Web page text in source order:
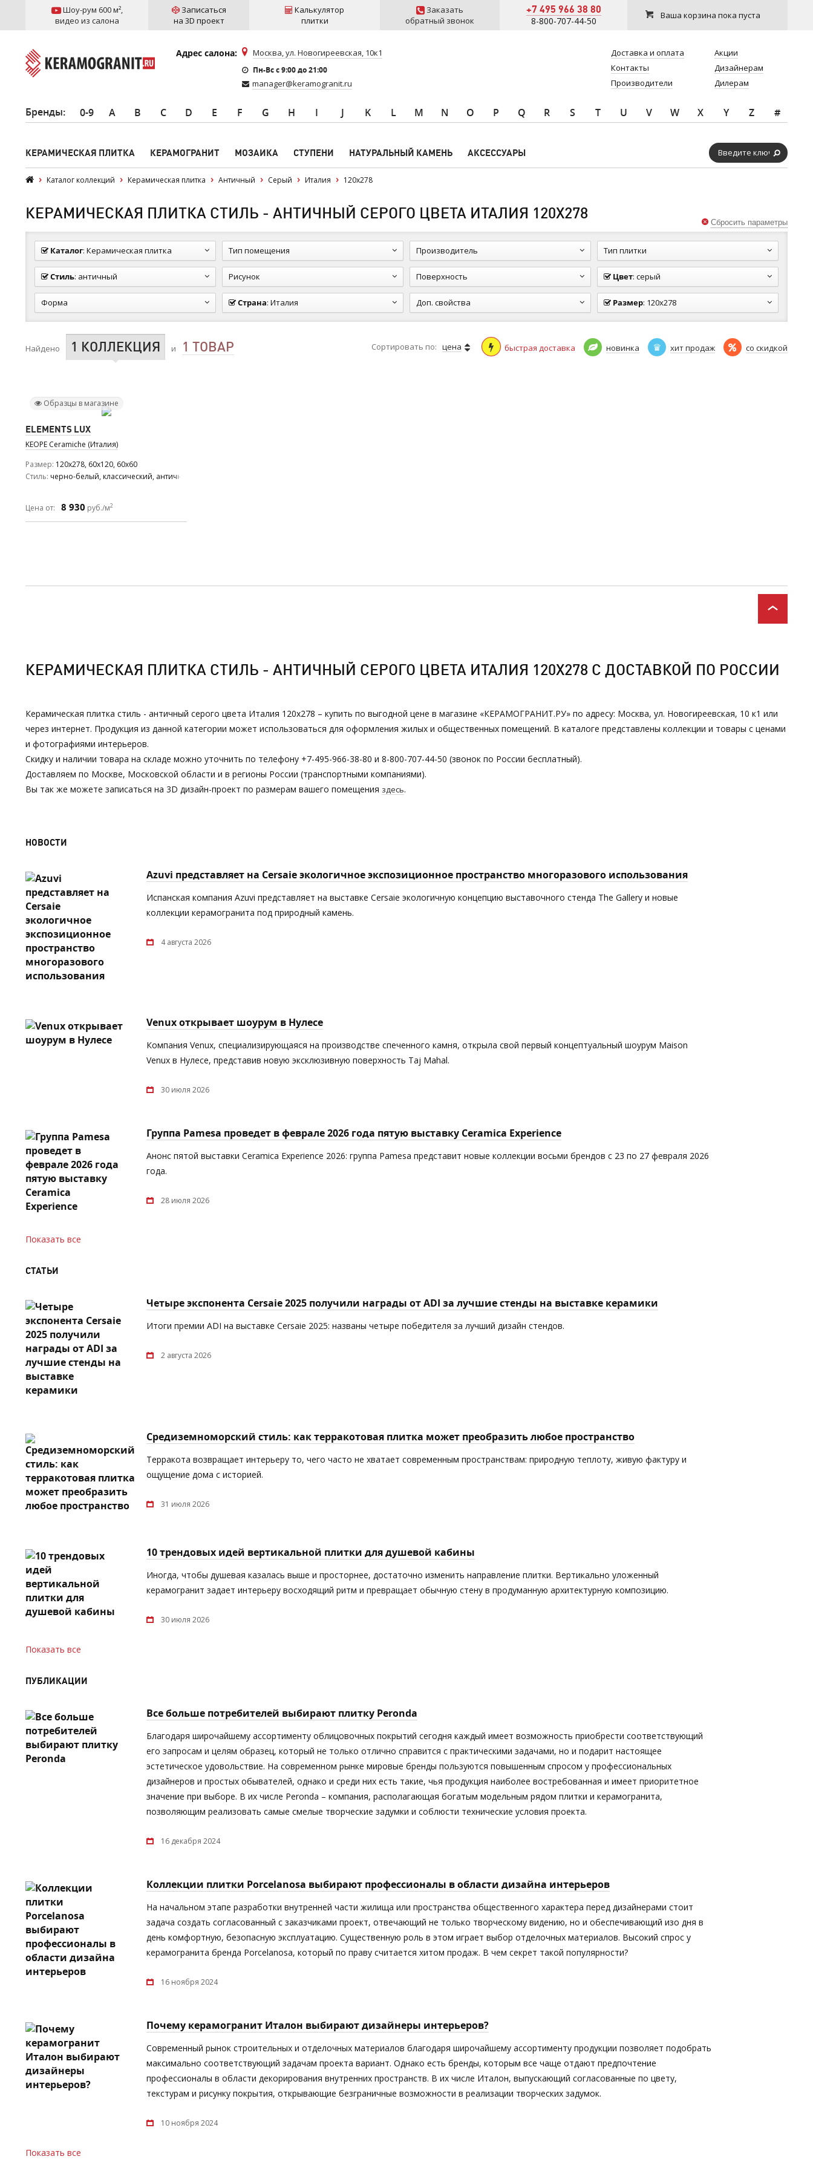
Шоу-рум 600 м²,
видео из салона
Записаться
на 3D проект
Калькулятор
плитки
Заказать
обратный звонок
+7 495 966 38 80
8-800-707-44-50 Ваша корзина пока пуста
Адрес салона: Москва, ул. Новогиреевская, 10к1
Пн-Вс c 9:00 до 21:00
manager@keramogranit.ru
Доставка и оплата
Контакты
Производители
Акции
Дизайнерам
Дилерам
Бренды: 0-9 A B C D E F G H I J K L M N O P Q R S T U V W X Y Z #
КЕРАМИЧЕСКАЯ ПЛИТКА КЕРАМОГРАНИТ МОЗАИКА СТУПЕНИ НАТУРАЛЬНЫЙ КАМЕНЬ АКСЕССУАРЫ
Каталог коллекций Керамическая плитка Античный Серый Италия 120x278
КЕРАМИЧЕСКАЯ ПЛИТКА СТИЛЬ - АНТИЧНЫЙ СЕРОГО ЦВЕТА ИТАЛИЯ 120Х278
Каталог: Керамическая плитка Тип помещения Производитель Тип плитки
Стиль: античный Рисунок Поверхность Цвет: серый
Форма Страна: Италия Доп. свойства Размер: 120x278
Сбросить параметры
Найдено 1 КОЛЛЕКЦИЯ и 1 ТОВАР Сортировать по: цена быстрая доставка новинка хит продаж со скидкой
Образцы в магазине
ELEMENTS LUX
KEOPE Ceramiche (Италия)
Размер 120x278, 60x120, 60x60
Стиль черно-белый, классический, античный
Цена от: 8 930 руб./м2
КЕРАМИЧЕСКАЯ ПЛИТКА СТИЛЬ - АНТИЧНЫЙ СЕРОГО ЦВЕТА ИТАЛИЯ 120Х278 С ДОСТАВКОЙ ПО РОССИИ
Керамическая плитка стиль - античный серого цвета Италия 120х278 – купить по выгодной цене в магазине «КЕРАМОГРАНИТ.РУ» по адресу: Москва, ул. Новогиреевская, 10 к1 или
через интернет. Продукция из данной категории может использоваться для оформления жилых и общественных помещений. В каталоге представлены коллекции и товары с ценами
и фотографиями интерьеров.
Скидку и наличии товара на складе можно уточнить по телефону +7-495-966-38-80 и 8-800-707-44-50 (звонок по России бесплатный).
Доставляем по Москве, Московской области и в регионы России (транспортными компаниями).
Вы так же можете записаться на 3D дизайн-проект по размерам вашего помещения здесь.
НОВОСТИ
Azuvi представляет на Cersaie экологичное экспозиционное пространство многоразового использования
Испанская компания Azuvi представляет на выставке Cersaie экологичную концепцию выставочного стенда The Gallery и новые
коллекции керамогранита под природный камень.
4 августа 2026
Venux открывает шоурум в Нулесе
Компания Venux, специализирующаяся на производстве спеченного камня, открыла свой первый концептуальный шоурум Maison
Venux в Нулесе, представив новую эксклюзивную поверхность Taj Mahal.
30 июля 2026
Группа Pamesa проведет в феврале 2026 года пятую выставку Ceramica Experience
Анонс пятой выставки Ceramica Experience 2026: группа Pamesa представит новые коллекции восьми брендов с 23 по 27 февраля 2026
года.
28 июля 2026
Показать все
СТАТЬИ
Четыре экспонента Cersaie 2025 получили награды от ADI за лучшие стенды на выставке керамики
Итоги премии ADI на выставке Cersaie 2025: названы четыре победителя за лучший дизайн стендов.
2 августа 2026
Средиземноморский стиль: как терракотовая плитка может преобразить любое пространство
Терракота возвращает интерьеру то, чего часто не хватает современным пространствам: природную теплоту, живую фактуру и
ощущение дома с историей.
31 июля 2026
10 трендовых идей вертикальной плитки для душевой кабины
Иногда, чтобы душевая казалась выше и просторнее, достаточно изменить направление плитки. Вертикально уложенный
керамогранит задает интерьеру восходящий ритм и превращает обычную стену в продуманную архитектурную композицию.
30 июля 2026
Показать все
ПУБЛИКАЦИИ
Все больше потребителей выбирают плитку Peronda
Благодаря широчайшему ассортименту облицовочных покрытий сегодня каждый имеет возможность приобрести соответствующий
его запросам и целям образец, который не только отлично справится с практическими задачами, но и подарит настоящее
эстетическое удовольствие. На современном рынке мировые бренды пользуются повышенным спросом у профессиональных
дизайнеров и простых обывателей, однако и среди них есть такие, чья продукция наиболее востребованная и имеет приоритетное
значение при выборе. В их числе Peronda – компания, располагающая богатым модельным рядом плитки и керамогранита,
позволяющим реализовать самые смелые творческие задумки и соблюсти технические условия проекта.
16 декабря 2024
Коллекции плитки Porcelanosa выбирают профессионалы в области дизайна интерьеров
На начальном этапе разработки внутренней части жилища или пространства общественного характера перед дизайнерами стоит
задача создать согласованный с заказчиками проект, отвечающий не только творческому видению, но и обеспечивающий изо дня в
день комфортную, безопасную эксплуатацию. Существенную роль в этом играет выбор отделочных материалов. Высокий спрос у
керамогранита бренда Porcelanosa, который по праву считается хитом продаж. В чем секрет такой популярности?
16 ноября 2024
Почему керамогранит Италон выбирают дизайнеры интерьеров?
Современный рынок строительных и отделочных материалов благодаря широчайшему ассортименту продукции позволяет подобрать
максимально соответствующий задачам проекта вариант. Однако есть бренды, которым все чаще отдают предпочтение
профессионалы в области декорирования внутренних пространств. В их числе Италон, выпускающий согласованные по цвету,
текстурам и рисунку покрытия, открывающие безграничные возможности в реализации творческих задумок.
10 ноября 2024
Показать все